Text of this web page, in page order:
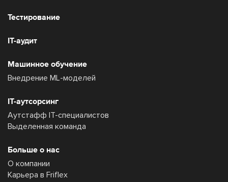
Тестирование
IT-аудит
Машинное обучение
Внедрение ML-моделей
IT-аутсорсинг
Аутстафф IT-специалистов
Выделенная команда
Больше о нас
О компании
Карьера в Friflex